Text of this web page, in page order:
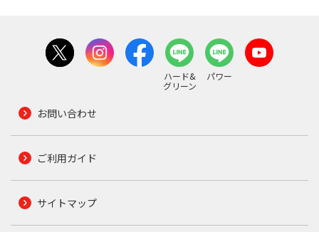
ハード&
グリーン
パワー
お問い合わせ
ご利用ガイド
サイトマップ